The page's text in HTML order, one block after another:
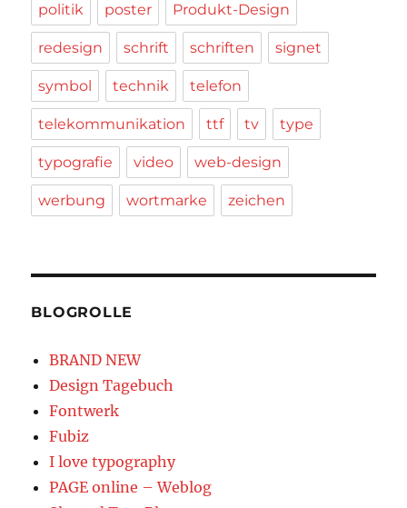
politik poster Produkt-Design
redesign schrift schriften signet
symbol technik telefon
telekommunikation ttf tv type
typografie video web-design
werbung wortmarke zeichen
BLOGROLLE
BRAND NEW
Design Tagebuch
Fontwerk
Fubiz
I love typography
PAGE online – Weblog